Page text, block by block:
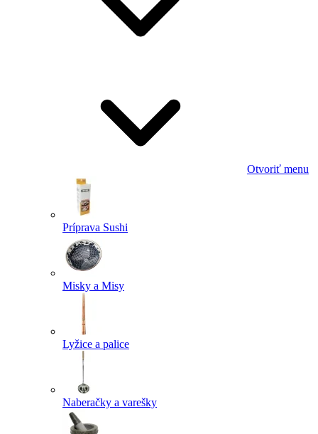
Otvoriť menu
Príprava Sushi
Misky a Misy
Lyžice a palice
Naberačky a varešky